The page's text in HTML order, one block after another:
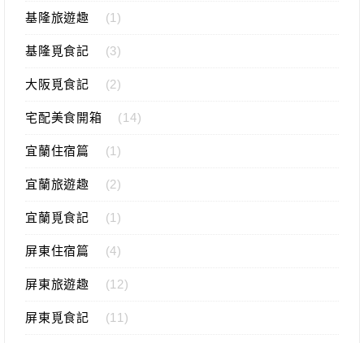
基隆旅遊趣 (1)
基隆覓食記 (3)
大阪覓食記 (2)
宅配美食開箱 (14)
宜蘭住宿篇 (1)
宜蘭旅遊趣 (2)
宜蘭覓食記 (1)
屏東住宿篇 (4)
屏東旅遊趣 (12)
屏東覓食記 (11)